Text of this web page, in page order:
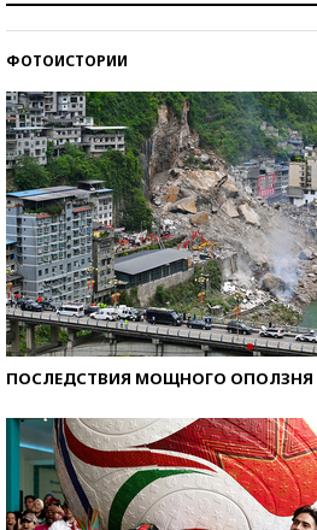
ФОТОИСТОРИИ
ПОСЛЕДСТВИЯ МОЩНОГО ОПОЛЗНЯ